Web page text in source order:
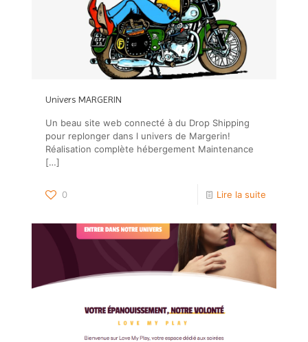
Univers MARGERIN
Un beau site web connecté à du Drop Shipping
pour replonger dans l univers de Margerin!
Réalisation complète hébergement Maintenance
[…]
0 Lire la suite